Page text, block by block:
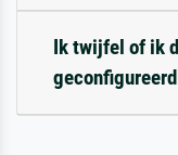
Ik twijfel of ik